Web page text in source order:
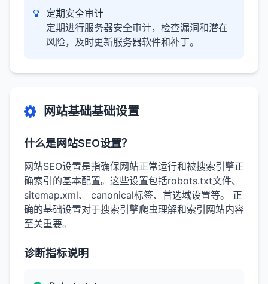
定期安全审计
定期进行服务器安全审计，检查漏洞和潜在
风险，及时更新服务器软件和补丁。
网站基础基础设置
什么是网站SEO设置？
网站SEO设置是指确保网站正常运行和被搜索引擎正
确索引的基本配置。这些设置包括robots.txt文件、
sitemap.xml、 canonical标签、首选域设置等。 正
确的基础设置对于搜索引擎爬虫理解和索引网站内容
至关重要。
诊断指标说明